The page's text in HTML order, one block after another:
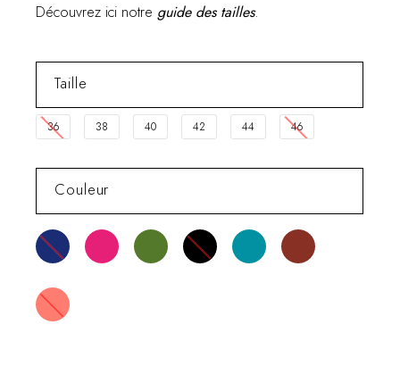
Découvrez ici notreguide des tailles.
Taille
36 38 40 42 44 46
Couleur